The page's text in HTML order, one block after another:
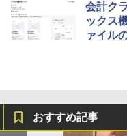
会計ク
ックス
ァイル
おすすめ記事